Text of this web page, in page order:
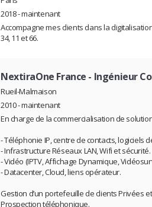
2018 - maintenant
Accompagne mes clients dans la
34, 11 et 66.
NextiraOne France - Ingénieur
Rueil-Malmaison
2010 - maintenant
En charge de la commercialisation de
- Téléphonie IP, centre de contacts, logiciels
- Infrastructure Réseaux LAN, Wifi et sécurité.
- Vidéo (IPTV, Affichage Dynamique,
- Datacenter, Cloud, liens opérateur.
Gestion d’un portefeuille de clients Privées
Prospection téléphonique.